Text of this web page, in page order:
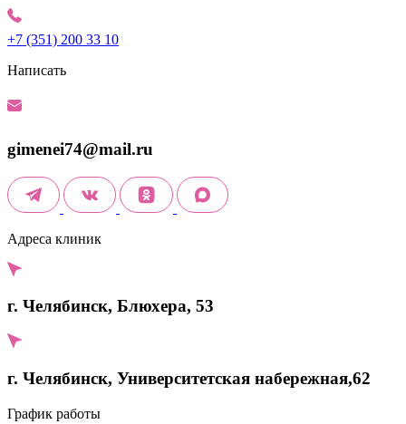
+7 (351) 200 33 10
Написать
gimenei74@mail.ru
Адреса клиник
г. Челябинск, Блюхера, 53
г. Челябинск, Университетская набережная,62
График работы